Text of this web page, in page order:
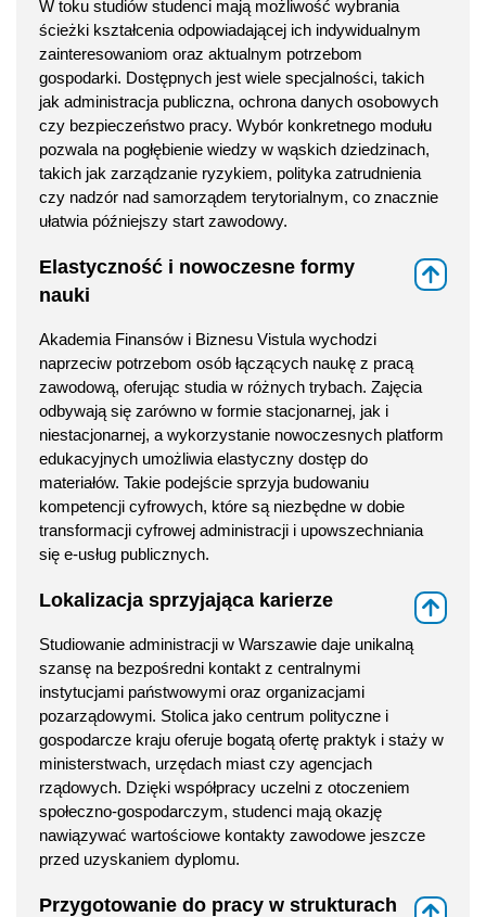
W toku studiów studenci mają możliwość wybrania
ścieżki kształcenia odpowiadającej ich indywidualnym
zainteresowaniom oraz aktualnym potrzebom
gospodarki. Dostępnych jest wiele specjalności, takich
jak administracja publiczna, ochrona danych osobowych
czy bezpieczeństwo pracy. Wybór konkretnego modułu
pozwala na pogłębienie wiedzy w wąskich dziedzinach,
takich jak zarządzanie ryzykiem, polityka zatrudnienia
czy nadzór nad samorządem terytorialnym, co znacznie
ułatwia późniejszy start zawodowy.
Elastyczność i nowoczesne formy
nauki
Akademia Finansów i Biznesu Vistula wychodzi
naprzeciw potrzebom osób łączących naukę z pracą
zawodową, oferując studia w różnych trybach. Zajęcia
odbywają się zarówno w formie stacjonarnej, jak i
niestacjonarnej, a wykorzystanie nowoczesnych platform
edukacyjnych umożliwia elastyczny dostęp do
materiałów. Takie podejście sprzyja budowaniu
kompetencji cyfrowych, które są niezbędne w dobie
transformacji cyfrowej administracji i upowszechniania
się e-usług publicznych.
Lokalizacja sprzyjająca karierze
Studiowanie administracji w Warszawie daje unikalną
szansę na bezpośredni kontakt z centralnymi
instytucjami państwowymi oraz organizacjami
pozarządowymi. Stolica jako centrum polityczne i
gospodarcze kraju oferuje bogatą ofertę praktyk i staży w
ministerstwach, urzędach miast czy agencjach
rządowych. Dzięki współpracy uczelni z otoczeniem
społeczno-gospodarczym, studenci mają okazję
nawiązywać wartościowe kontakty zawodowe jeszcze
przed uzyskaniem dyplomu.
Przygotowanie do pracy w strukturach